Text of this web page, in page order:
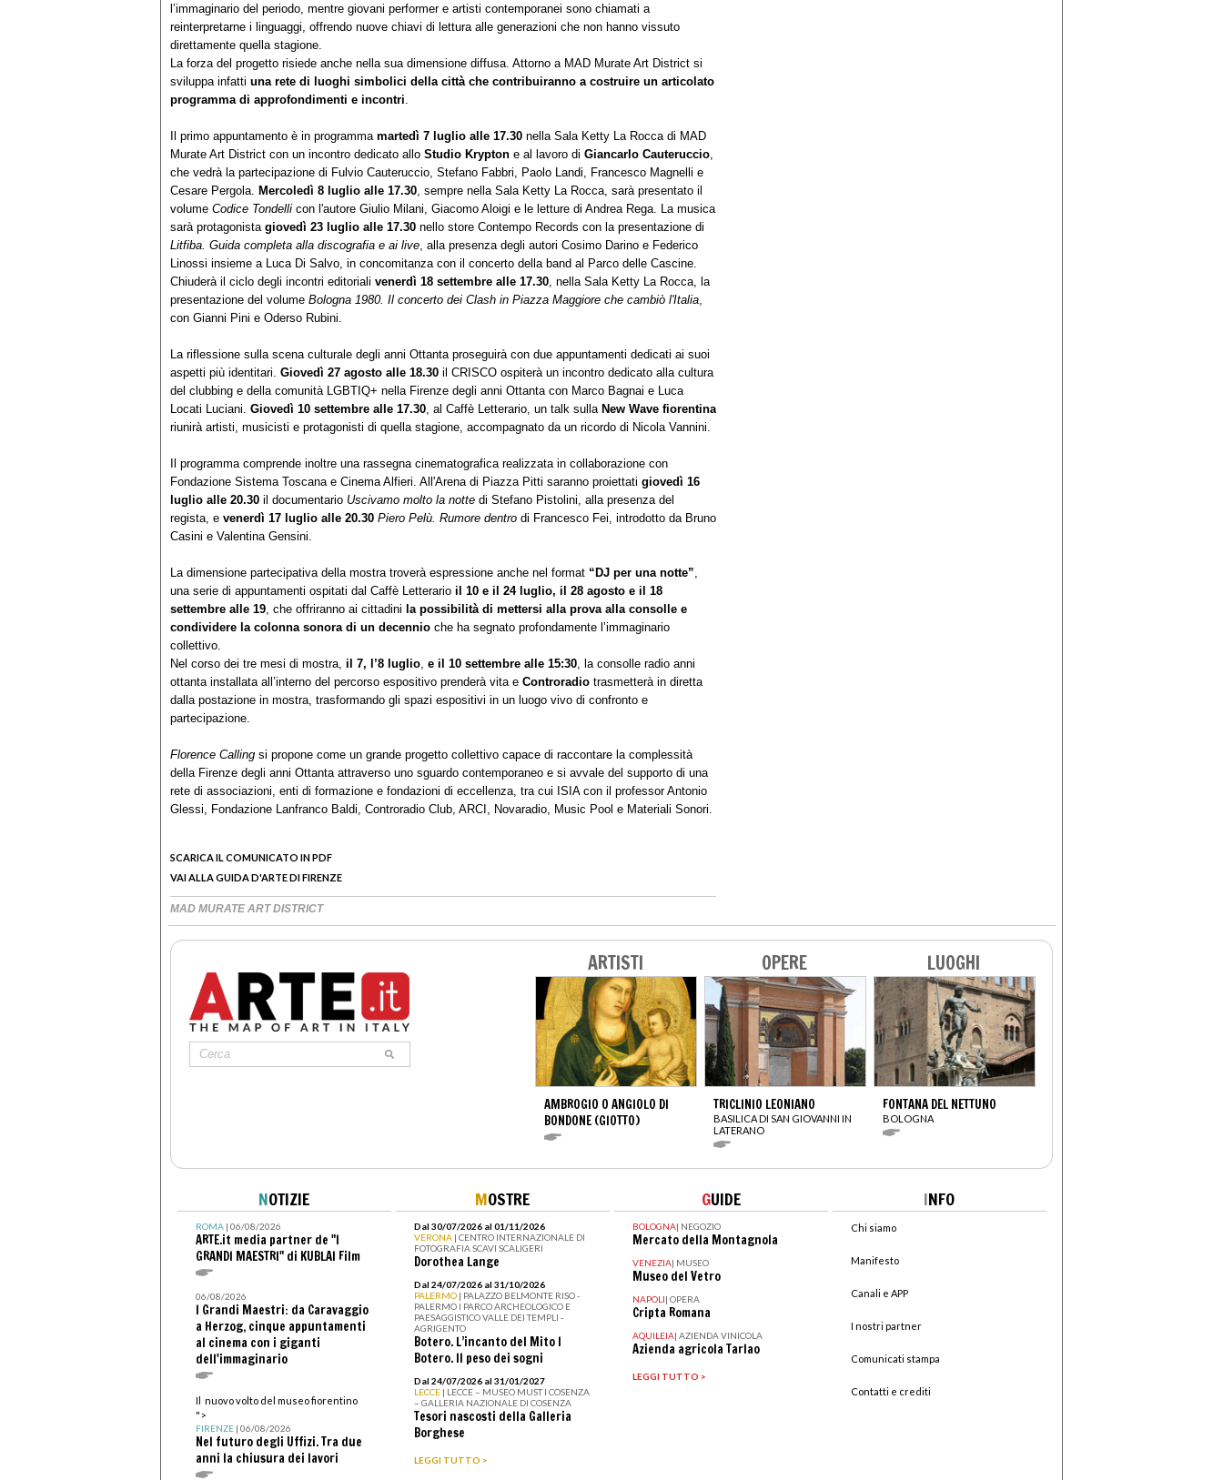
l’immaginario del periodo, mentre giovani performer e artisti contemporanei sono chiamati a
reinterpretarne i linguaggi, offrendo nuove chiavi di lettura alle generazioni che non hanno vissuto
direttamente quella stagione.
La forza del progetto risiede anche nella sua dimensione diffusa. Attorno a MAD Murate Art District si
sviluppa infatti una rete di luoghi simbolici della città che contribuiranno a costruire un articolato
programma di approfondimenti e incontri
Il primo appuntamento è in programma martedì 7 luglio alle 17.30 nella Sala Ketty La Rocca di MAD
Murate Art District con un incontro dedicato allo Studio Krypton e al lavoro di Giancarlo Cauteruccio
che vedrà la partecipazione di Fulvio Cauteruccio, Stefano Fabbri, Paolo Landi, Francesco Magnelli e
Cesare Pergola. Mercoledì 8 luglio alle 17.30 , sempre nella Sala Ketty La Rocca, sarà presentato il
volume Codice Tondelli con l'autore Giulio Milani, Giacomo Aloigi e le letture di Andrea Rega. La musica
sarà protagonista giovedì 23 luglio alle 17.30 nello store Contempo Records con la presentazione di
Litfiba. Guida completa alla discografia e ai live , alla presenza degli autori Cosimo Darino e Federico
Linossi insieme a Luca Di Salvo, in concomitanza con il concerto della band al Parco delle Cascine.
Chiuderà il ciclo degli incontri editoriali venerdì 18 settembre alle 17.30 , nella Sala Ketty La Rocca, la
presentazione del volume Bologna 1980. Il concerto dei Clash in Piazza Maggiore che cambiò l'Italia
con Gianni Pini e Oderso Rubini.
La riflessione sulla scena culturale degli anni Ottanta proseguirà con due appuntamenti dedicati ai suoi
aspetti più identitari. Giovedì 27 agosto alle 18.30 il CRISCO ospiterà un incontro dedicato alla cultura
del clubbing e della comunità LGBTIQ+ nella Firenze degli anni Ottanta con Marco Bagnai e Luca
Locati Luciani. Giovedì 10 settembre alle 17.30 , al Caffè Letterario, un talk sulla New Wave fiorentina
riunirà artisti, musicisti e protagonisti di quella stagione, accompagnato da un ricordo di Nicola Vannini.
Il programma comprende inoltre una rassegna cinematografica realizzata in collaborazione con
Fondazione Sistema Toscana e Cinema Alfieri. All'Arena di Piazza Pitti saranno proiettati giovedì 16
luglio alle 20.30 il documentario Uscivamo molto la notte di Stefano Pistolini, alla presenza del
regista, e venerdì 17 luglio alle 20.30 Piero Pelù. Rumore dentro di Francesco Fei, introdotto da Bruno
Casini e Valentina Gensini.
La dimensione partecipativa della mostra troverà espressione anche nel format “DJ per una notte”
una serie di appuntamenti ospitati dal Caffè Letterario il 10 e il 24 luglio, il 28 agosto e il 18
settembre alle 19 , che offriranno ai cittadini la possibilità di mettersi alla prova alla consolle e
condividere la colonna sonora di un decennio che ha segnato profondamente l’immaginario
collettivo.
Nel corso dei tre mesi di mostra, il 7, l’8 luglio e il 10 settembre alle 15:30 , la consolle radio anni
ottanta installata all’interno del percorso espositivo prenderà vita e Controradio trasmetterà in diretta
dalla postazione in mostra, trasformando gli spazi espositivi in un luogo vivo di confronto e
partecipazione.
Florence Calling si propone come un grande progetto collettivo capace di raccontare la complessità
della Firenze degli anni Ottanta attraverso uno sguardo contemporaneo e si avvale del supporto di una
rete di associazioni, enti di formazione e fondazioni di eccellenza, tra cui ISIA con il professor Antonio
Glessi, Fondazione Lanfranco Baldi, Controradio Club, ARCI, Novaradio, Music Pool e Materiali Sonori.
SCARICA IL COMUNICATO IN PDF
VAI ALLA GUIDA D'ARTE DI FIRENZE
MAD MURATE ART DISTRICT
ARTISTI
AMBROGIO O ANGIOLO DI
BONDONE (GIOTTO)
OPERE
TRICLINIO LEONIANO
BASILICA DI SAN GIOVANNI IN
LATERANO
LUOGHI
FONTANA DEL NETTUNO
BOLOGNA
NOTIZIE
ROMA| 06/08/2026
ARTE.it media partner de "I
GRANDI MAESTRI" di KUBLAI Film
06/08/2026
I Grandi Maestri: da Caravaggio
a Herzog, cinque appuntamenti
al cinema con i giganti
dell'immaginario
Il nuovo volto del museo fiorentino
">
FIRENZE| 06/08/2026
Nel futuro degli Uffizi. Tra due
anni la chiusura dei lavori
MOSTRE
Dal 30/07/2026 al 01/11/2026
VERONA | CENTRO INTERNAZIONALE DI
FOTOGRAFIA SCAVI SCALIGERI
Dorothea Lange
Dal 24/07/2026 al 31/10/2026
PALERMO | PALAZZO BELMONTE RISO -
PALERMO I PARCO ARCHEOLOGICO E
PAESAGGISTICO VALLE DEI TEMPLI -
AGRIGENTO
Botero. L’incanto del Mito I
Botero. Il peso dei sogni
Dal 24/07/2026 al 31/01/2027
LECCE | LECCE – MUSEO MUST I COSENZA
– GALLERIA NAZIONALE DI COSENZA
Tesori nascosti della Galleria
Borghese
LEGGI TUTTO >
GUIDE
BOLOGNA| NEGOZIO
Mercato della Montagnola
VENEZIA| MUSEO
Museo del Vetro
NAPOLI| OPERA
Cripta Romana
AQUILEIA| AZIENDA VINICOLA
Azienda agricola Tarlao
LEGGI TUTTO >
INFO
Chi siamo
Manifesto
Canali e APP
I nostri partner
Comunicati stampa
Contatti e crediti